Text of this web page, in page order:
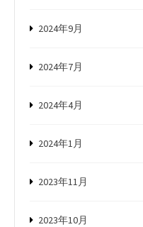
2024年9月
2024年7月
2024年4月
2024年1月
2023年11月
2023年10月